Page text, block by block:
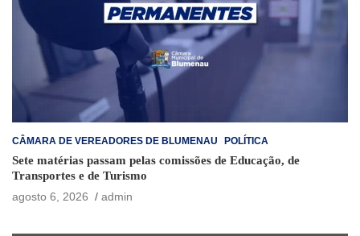
CÂMARA DE VEREADORES DE BLUMENAU POLÍTICA
Sete matérias passam pelas comissões de Educação, de
Transportes e de Turismo
agosto 6, 2026
admin